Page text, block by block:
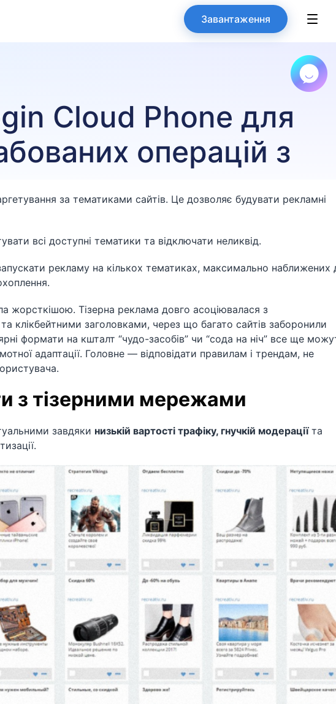
за тематиками сайтів. Це дозволяє будувати рекламні
всі доступні тематики та відключати неликвід.
рекламу на кількох тематиках, максимально наближених
жорсткішою. Тізерна реклама довго асоціювалася з
клікбейтними заголовками, через що багато сайтів заборонили
формати на кшталт “чудо-засобів” чи “сода на ніч” все ще
адаптації. Головне — відповідати правилам і трендам, не
з тізерними мережами
завдяки низькій вартості трафіку, гнучкій модераціїта